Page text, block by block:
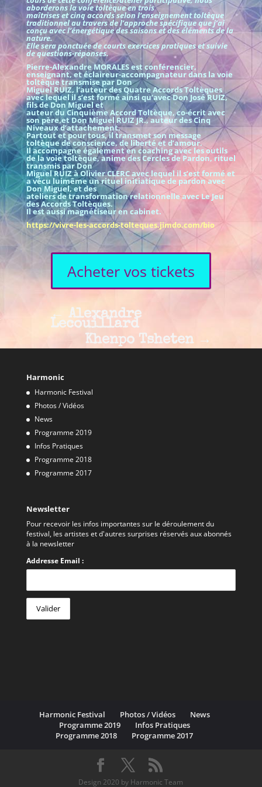
aborderons la voie toltèque en trois
maîtrises et cinq accords selon l’enseignement toltèque
traditionnel au travers de l’approche spécifique que j’ai
conçu avec l’énergétique des saisons et des éléments de la
nature.
Elle sera ponctuée de courts exercices pratiques et suivie
de questions-réponses.
Pierre-Alexandre MORALES est conférencier,
enseignant, et éclaireur-accompagnateur dans la voie
toltèque transmise par Don
Miguel RUIZ, l’auteur des Quatre Accords Toltèques
avec lequel il s’est formé ainsi qu’avec Don José RUIZ,
fils de Don Miguel et
auteur du Cinquième Accord Toltèque, co-écrit avec
son père,et Don Miguel RUIZ JR., auteur des Cinq
Niveaux d’attachement.
Partout et pour tous, il transmet son message
toltèque de conscience, de liberté et d’amour.
Il accompagne également en coaching avec les outils
de la voie toltèque, anime des Cercles de Pardon, rituel
transmis par Don
Miguel RUIZ à Olivier CLERC avec lequel il s’est formé et
a vécu luimême un rituel initiatique de pardon avec
Don Miguel, et des
ateliers de transformation relationnelle avec Le Jeu
des Accords Toltèques.
Il est aussi magnétiseur en cabinet.
https://vivre-les-accords-tolteques.jimdo.com/bio
Acheter vos tickets
← Alexandre
Lecouillard
Khenpo Tsheten→
Harmonic
Harmonic Festival
Photos / Vidéos
News
Programme 2019
Infos Pratiques
Programme 2018
Programme 2017
Newsletter
Pour recevoir les infos importantes sur le déroulement du
festival, les artistes et d'autres surprises réservés aux abonnés
à la newsletter
Addresse Email :
Harmonic Festival Photos / Vidéos
News
Programme 2019
Infos Pratiques
Programme 2018
Programme 2017
Design 2020 by Harmonic Team